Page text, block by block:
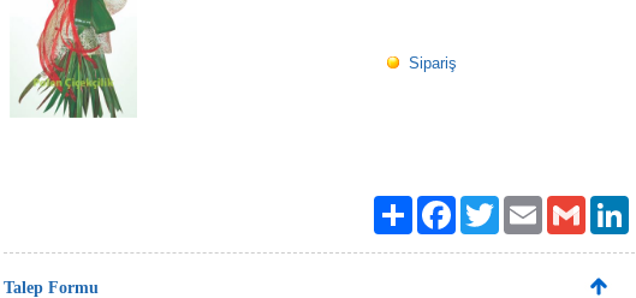
Sipariş
Paylaş FacebookTwitter Email Gmail
Talep Formu